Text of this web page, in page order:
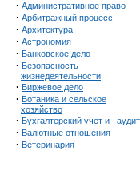
· Административное право
· Арбитражный процесс
· Архитектура
· Астрономия
· Банковское дело
· Безопасность
жизнедеятельности
· Биржевое дело
· Ботаника и сельское
хозяйство
· Бухгалтерский учет и аудит
· Валютные отношения
· Ветеринария